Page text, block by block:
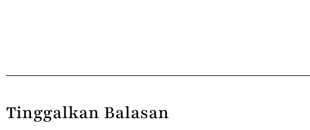
Tinggalkan Balasan